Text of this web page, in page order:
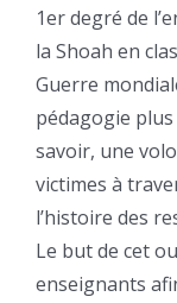
1er degré de
la Shoah en
Guerre
pédagogie
savoir, une
victimes à
l’histoire des
Le but de cet
enseignants